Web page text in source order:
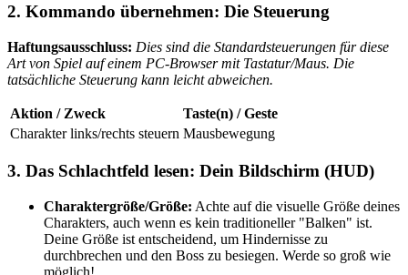
2. Kommando übernehmen: Die Steuerung
Haftungsausschluss: Dies sind die Standardsteuerungen für diese
Art von Spiel auf einem PC-Browser mit Tastatur/Maus. Die
tatsächliche Steuerung kann leicht abweichen.
Aktion / Zweck
Taste(n) / Geste
Charakter links/rechts steuern Mausbewegung
3. Das Schlachtfeld lesen: Dein Bildschirm (HUD)
Charaktergröße/Größe: Achte auf die visuelle Größe deines
Charakters, auch wenn es kein traditioneller "Balken" ist.
Deine Größe ist entscheidend, um Hindernisse zu
durchbrechen und den Boss zu besiegen. Werde so groß wie
möglich!